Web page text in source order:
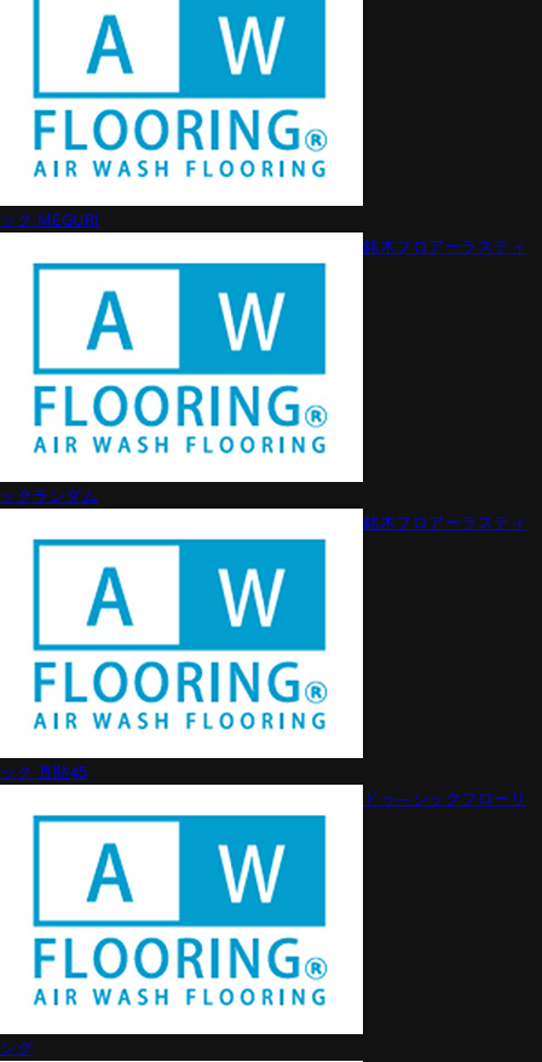
ック MEGURI
銘木フロアーラスティ
ックランダム
銘木フロアーラスティ
ック 直貼45
ドゥ―シックフローリ
ング